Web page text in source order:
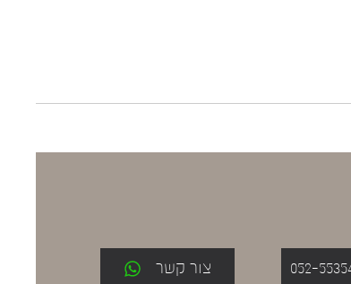
צור קשר